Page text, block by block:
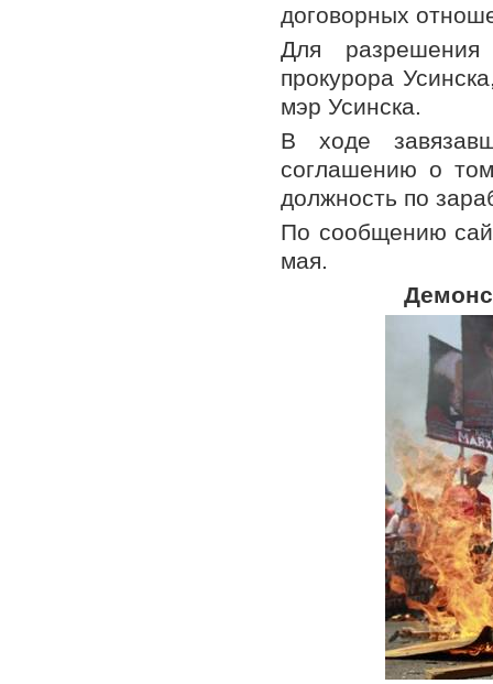
договорных
Для
прокурора
мэр Усинска.
В ходе
соглашению о
должность по
По сообщению
мая.